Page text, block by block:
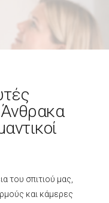
Άνθρακα
του σπιτιού μας,
και κάμερες